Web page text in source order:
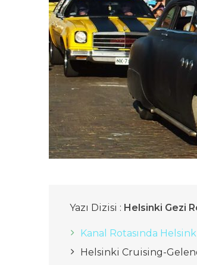
Yazı Dizisi : Helsinki Gezi
Kanal Rotasında
Helsinki Cruising-